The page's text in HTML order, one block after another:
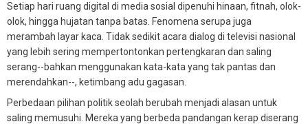
Setiap hari ruang digital di media sosial dipenuhi hinaan, fitnah, olok-
olok, hingga hujatan tanpa batas. Fenomena serupa juga
merambah layar kaca. Tidak sedikit acara dialog di televisi nasional
yang lebih sering mempertontonkan pertengkaran dan saling
serang--bahkan menggunakan kata-kata yang tak pantas dan
merendahkan--, ketimbang adu gagasan.
Perbedaan pilihan politik seolah berubah menjadi alasan untuk
saling memusuhi. Mereka yang berbeda pandangan kerap diserang